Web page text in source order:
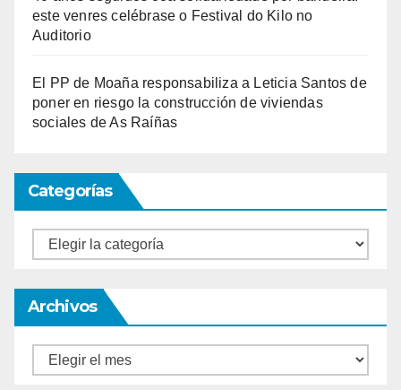
este venres celébrase o Festival do Kilo no
Auditorio
El PP de Moaña responsabiliza a Leticia Santos de
poner en riesgo la construcción de viviendas
sociales de As Raíñas
Categorías
Categorías
Archivos
Archivos